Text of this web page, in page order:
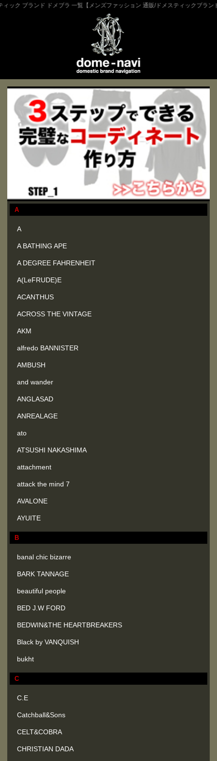
ド ドメブラ 一覧【メンズファッション 通販/ドメスティックブランドとは】-
A
A
A BATHING APE
A DEGREE FAHRENHEIT
A(LeFRUDE)E
ACANTHUS
ACROSS THE VINTAGE
AKM
alfredo BANNISTER
AMBUSH
and wander
ANGLASAD
ANREALAGE
ato
ATSUSHI NAKASHIMA
attachment
attack the mind 7
AVALONE
AYUITE
B
banal chic bizarre
BARK TANNAGE
beautiful people
BED J.W FORD
BEDWIN&THE HEARTBREAKERS
Black by VANQUISH
bukht
C
C.E
Catchball&Sons
CELT&COBRA
CHRISTIAN DADA